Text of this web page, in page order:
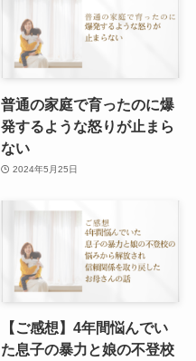
普通の家庭で育ったのに爆
発するような怒りが止まら
ない
2024年5月25日
【ご感想】4年間悩んでい
た息子の暴力と娘の不登校